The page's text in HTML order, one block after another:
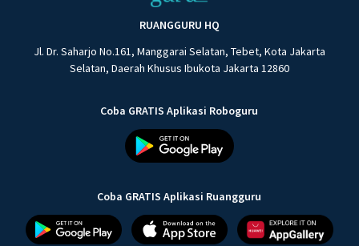
RUANGGURU HQ
Jl. Dr. Saharjo No.161, Manggarai Selatan, Tebet, Kota Jakarta
Selatan, Daerah Khusus Ibukota Jakarta 12860
Coba GRATIS Aplikasi Roboguru
Coba GRATIS Aplikasi Ruangguru